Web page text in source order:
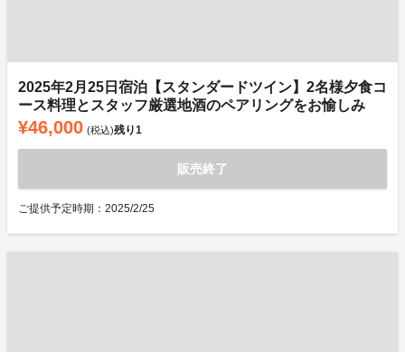
2025年2月25日宿泊【スタンダードツイン】2名様夕食コ
ース料理とスタッフ厳選地酒のペアリングをお愉しみ
¥46,000 (税込)残り1
販売終了
ご提供予定時期：2025/2/25